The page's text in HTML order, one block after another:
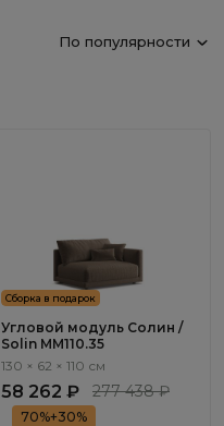
По популярности
Сборка в подарок
Угловой модуль Солин /
Solin ММ110.35
130 × 62 × 110 см
58 262 ₽ 277 438 ₽
70%+30%